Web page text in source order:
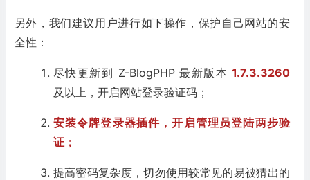
另外，我们建议用户进行如下操作，保护自己网站的安
全性：
尽快更新到 Z-BlogPHP 最新版本 1.7.3.3260
及以上，开启网站登录验证码；
安装令牌登录器插件，开启管理员登陆两步验
证；
提高密码复杂度，切勿使用较常见的易被猜出的